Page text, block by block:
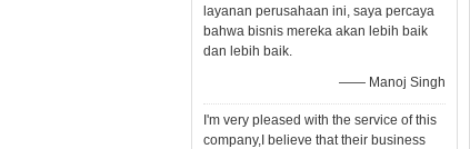
layanan perusahaan ini, saya percaya
bahwa bisnis mereka akan lebih baik
dan lebih baik.
—— Manoj Singh
I'm very pleased with the service of this
company,I believe that their business